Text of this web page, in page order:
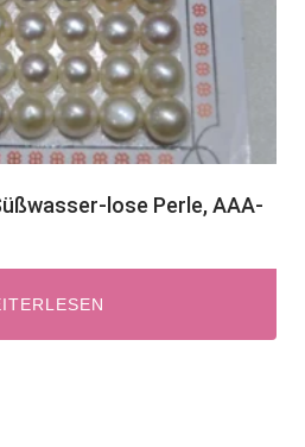
lose Perle, AAA-